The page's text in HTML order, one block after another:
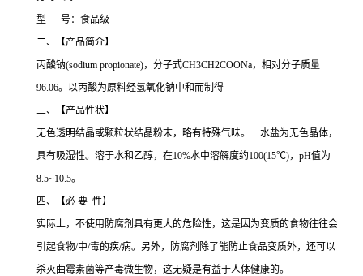
型 号：食品级
二、【产品简介】
丙酸钠(sodium propionate)，分子式CH3CH2COONa，相对分子质量
96.06。以丙酸为原料经氢氧化钠中和而制得
三、【产品性状】
无色透明结晶或颗粒状结晶粉末，略有特殊气味。一水盐为无色晶体，
具有吸湿性。溶于水和乙醇，在10%水中溶解度约100(15℃)，pH值为
8.5~10.5。
四、【必 要 性】
实际上，不使用防腐剂具有更大的危险性，这是因为变质的食物往往会
引起食物/中/毒的疾/病。另外，防腐剂除了能防止食品变质外，还可以
杀灭曲霉素菌等产毒微生物，这无疑是有益于人体健康的。